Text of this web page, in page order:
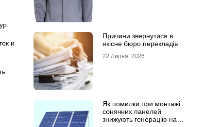
и
Причини звернутися в
якісне бюро перекладів
22 Липня, 2026
Як помилки при монтажі
сонячних панелей
знижують генерацію на